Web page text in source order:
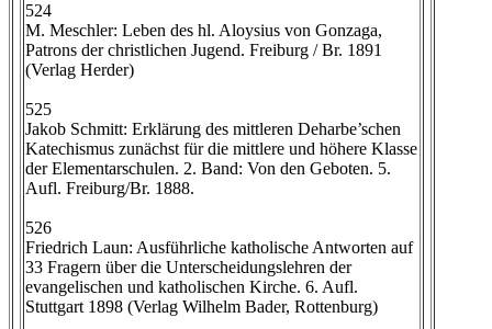
524
M. Meschler: Leben des hl. Aloysius von Gonzaga,
Patrons der christlichen Jugend. Freiburg / Br. 1891
(Verlag Herder)
525
Jakob Schmitt: Erklärung des mittleren Deharbe’schen
Katechismus zunächst für die mittlere und höhere Klasse
der Elementarschulen. 2. Band: Von den Geboten. 5.
Aufl. Freiburg/Br. 1888.
526
Friedrich Laun: Ausführliche katholische Antworten auf
33 Fragern über die Unterscheidungslehren der
evangelischen und katholischen Kirche. 6. Aufl.
Stuttgart 1898 (Verlag Wilhelm Bader, Rottenburg)